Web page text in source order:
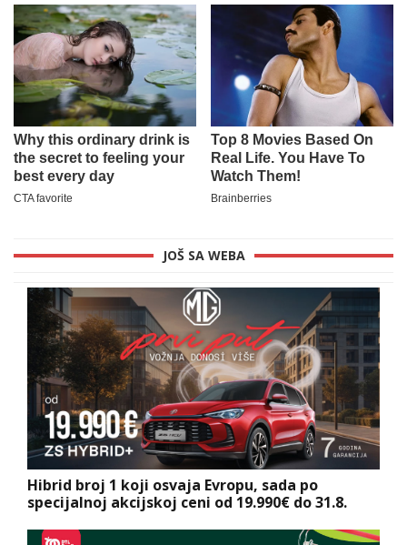
JOŠ SA WEBA
Hibrid broj 1 koji osvaja Evropu, sada po
specijalnoj akcijskoj ceni od 19.990€ do 31.8.